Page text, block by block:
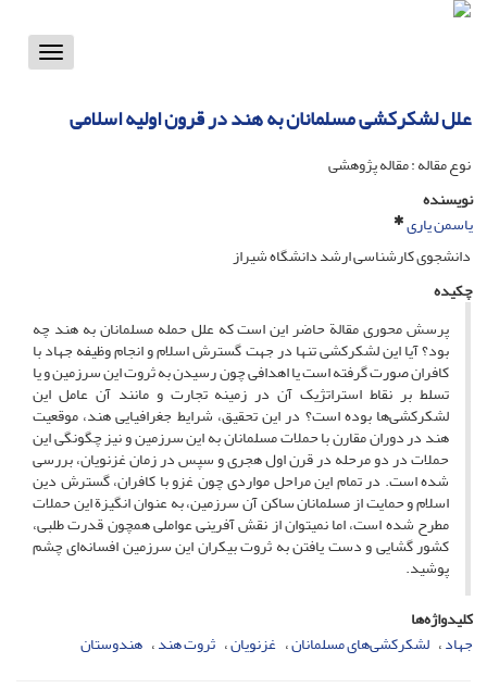
Toggle
علل لشکرکشی مسلمانان به هند در قرون اولیه اسلامی
نوع مقاله : مقاله پژوهشی
نویسنده
یاسمن یاری
دانشجوی کارشناسی ارشد دانشگاه شیراز
چکیده
پرسش محوری مقالة حاضر این است که علل حمله مسلمانان به هند چه
بود؟ آیا این لشکر‌کشی تنها در جهت گسترش اسلام و انجام وظیفه جهاد با
کافران صورت گرفته است یا اهدافی چون رسیدن به ثروت این سرزمین و یا
تسلط بر نقاط استراتژیک آن در زمینه تجارت و مانند آن عامل این
لشکرکشی‌ها بوده است؟ در این تحقیق، شرایط جغرافیایی هند، موقعیت
هند در دوران مقارن با حملات مسلمانان به این سرزمین و نیز چگونگی این
حملات در دو مرحله در قرن اول هجری و سپس در زمان غزنویان، بررسی
شده است. در تمام این مراحل مواردی چون غزو با کافران، گسترش دین
اسلام و حمایت از مسلمانان ساکن آن سرزمین،‌ به عنوان انگیزة این حملات
مطرح شده است، اما نمی­توان از نقش آفرینی عواملی همچون قدرت طلبی،
کشور گشایی و دست یافتن به ثروت بیکران این سرزمین افسانه‌ای چشم
پوشید.
کلیدواژه‌ها
جهاد لشکرکشی‌های مسلمانان غزنویان ثروت هند هندوستان